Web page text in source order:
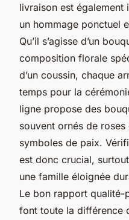
livraison est également
un hommage ponctuel
Qu’il s’agisse d’un
composition florale
d’un coussin, chaque
temps pour la
ligne propose des
souvent ornés de
symboles de paix.
est donc crucial,
une famille éloignée
Le bon rapport
font toute la différence